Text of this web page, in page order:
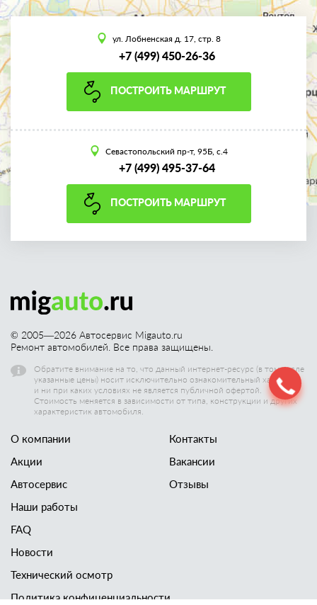
ул. Лобненская д. 17, стр. 8
+7 (499) 450-26-36
ПОСТРОИТЬ МАРШРУТ
Севастопольский пр-т, 95Б, с.4
+7 (499) 495-37-64
ПОСТРОИТЬ МАРШРУТ
© 2005—2026 Автосервис Migauto.ru
Ремонт автомобилей. Все права защищены.
Обратите внимание на то, что данный интернет-ресурс (в том числе
указанные цены) носит исключительно ознакомительный характер,
и ни при каких условиях не является публичной офертой.
Стоимость меняется в зависимости от типа, конструкции и других
характеристик автомобиля.
О компании
Акции
Автосервис
Наши работы
Контакты
Вакансии
Отзывы
FAQ
Новости
Технический осмотр
Политика конфиценциальности